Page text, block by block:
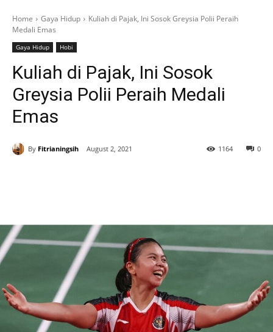
Home Gaya Hidup
Kuliah di Pajak, Ini Sosok Greysia Polii Peraih
Medali Emas
Gaya Hidup Hobi
Kuliah di Pajak, Ini Sosok
Greysia Polii Peraih Medali
Emas
By Fitrianingsih August 2, 2021 0
1164